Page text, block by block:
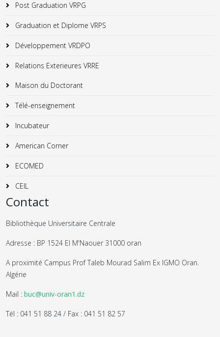
Post Graduation VRPG
Graduation et Diplome VRPS
Développement VRDPO
Relations Exterieures VRRE
Maison du Doctorant
Télé-enseignement
Incubateur
American Corner
ECOMED
CEIL
Contact
Bibliothèque Universitaire Centrale
Adresse : BP 1524 El M'Naouer 31000 oran
A proximité Campus Prof Taleb Mourad Salim Ex IGMO Oran.
Algérie
Mail : buc@univ-oran1.dz
Tél : 041 51 88 24 / Fax : 041 51 82 57